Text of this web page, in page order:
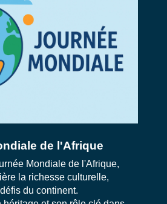
de l'Afrique
Mondiale de l'Afrique,
la richesse culturelle,
du continent.